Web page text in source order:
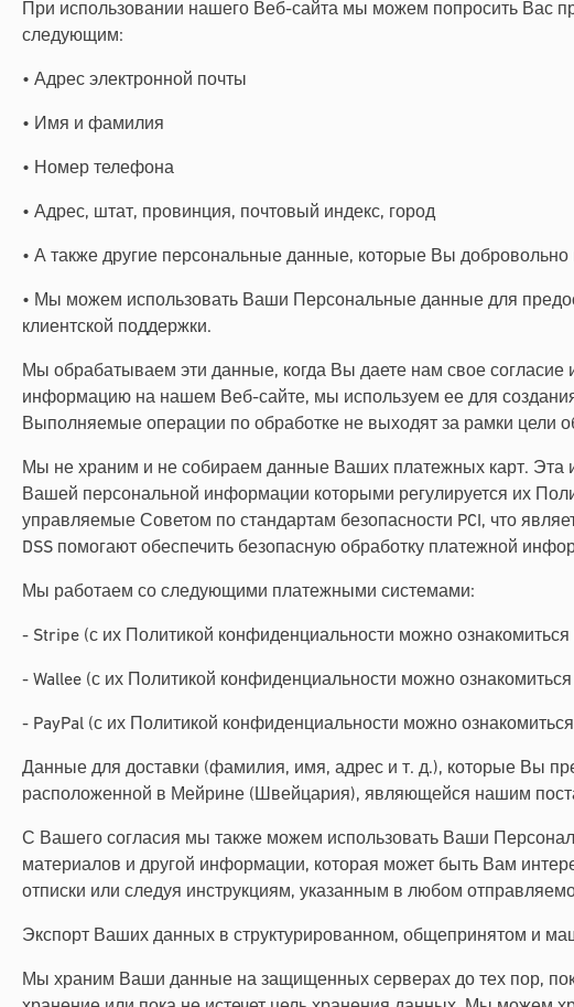
При использовании нашего Веб-сайта мы можем попросить Вас
следующим:
• Адрес электронной почты
• Имя и фамилия
• Номер телефона
• Адрес, штат, провинция, почтовый индекс, город
• А также другие персональные данные, которые Вы добровольно
• Мы можем использовать Ваши Персональные данные для
клиентской поддержки.
Мы обрабатываем эти данные, когда Вы даете нам свое
информацию на нашем Веб-сайте, мы используем ее для
Выполняемые операции по обработке не выходят за рамки цели
Мы не храним и не собираем данные Ваших платежных карт. Эта
Вашей персональной информации которыми регулируется их
управляемые Советом по стандартам безопасности PCI, что
DSS помогают обеспечить безопасную обработку платежной
Мы работаем со следующими платежными системами:
- Stripe (с их Политикой конфиденциальности можно ознакомиться
- Wallee (с их Политикой конфиденциальности можно
- PayPal (с их Политикой конфиденциальности можно
Данные для доставки (фамилия, имя, адрес и т. д.), которые Вы
расположенной в Мейрине (Швейцария), являющейся нашим
С Вашего согласия мы также можем использовать Ваши
материалов и другой информации, которая может быть Вам
отписки или следуя инструкциям, указанным в любом
Экспорт Ваших данных в структурированном, общепринятом и
Мы храним Ваши данные на защищенных серверах до тех пор,